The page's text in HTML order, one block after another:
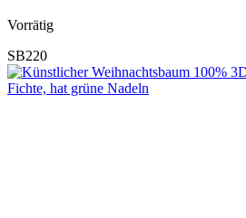
Vorrätig
SB220